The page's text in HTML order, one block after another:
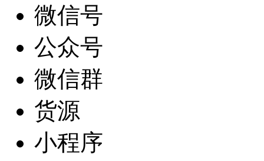
微信号
公众号
微信群
货源
小程序